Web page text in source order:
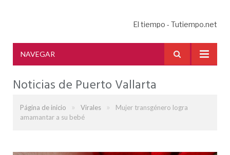
El tiempo - Tutiempo.net
NAVEGAR
Noticias de Puerto Vallarta
Página de inicio » Virales »
Mujer transgénero logra
amamantar a su bebé